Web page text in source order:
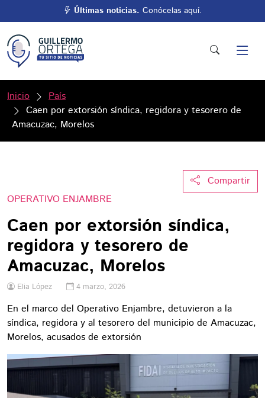
Últimas noticias. Conócelas aquí.
Inicio
País
Caen por extorsión síndica, regidora y tesorero de
Amacuzac, Morelos
Compartir
OPERATIVO ENJAMBRE
Caen por extorsión síndica,
regidora y tesorero de
Amacuzac, Morelos
Elia López 4 marzo, 2026
En el marco del Operativo Enjambre, detuvieron a la
síndica, regidora y al tesorero del municipio de Amacuzac,
Morelos, acusados de extorsión